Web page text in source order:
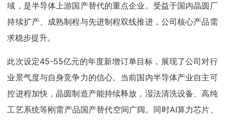
域，是半导体上游国产替代的重点企业。受益于国内晶圆厂
持续扩产、成熟制程与先进制程双线推进，公司核心产品需
求稳步提升。
此次设定45-55亿元的年度新增订单目标，展现了公司对行
业景气度与自身竞争力的信心。当前国内半导体产业自主可
控进程加快，晶圆制造产能持续释放，湿法清洗设备、高纯
工艺系统等刚需产品国产替代空间广阔。同时AI算力芯片、